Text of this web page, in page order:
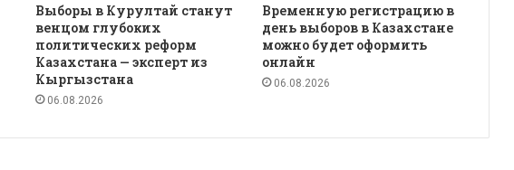
Выборы в Курултай станут
венцом глубоких
политических реформ
Казахстана — эксперт из
Кыргызстана
06.08.2026
Временную регистрацию в
день выборов в Казахстане
можно будет оформить
онлайн
06.08.2026